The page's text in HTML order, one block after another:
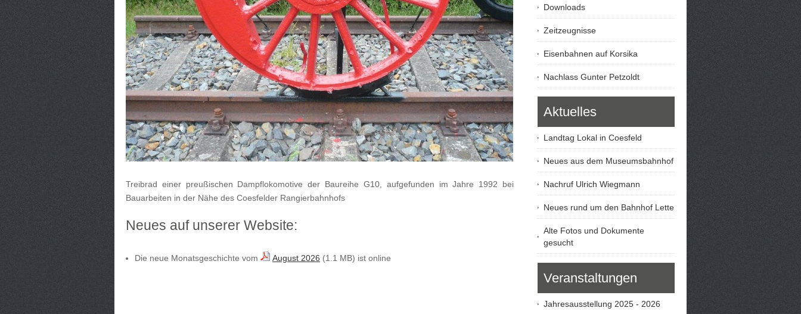
Downloads
Zeitzeugnisse
Eisenbahnen auf Korsika
Nachlass Gunter Petzoldt
Aktuelles
Landtag Lokal in Coesfeld
Neues aus dem Museumsbahnhof
Nachruf Ulrich Wiegmann
Neues rund um den Bahnhof Lette
Alte Fotos und Dokumente
gesucht
Veranstaltungen
Jahresausstellung 2025 - 2026
Treibrad einer preußischen Dampflokomotive der Baureihe G10, aufgefunden im Jahre 1992 bei
Bauarbeiten in der Nähe des Coesfelder Rangierbahnhofs
Neues auf unserer Website:
Die neue Monatsgeschichte vom August 2026 (1.1 MB) ist online